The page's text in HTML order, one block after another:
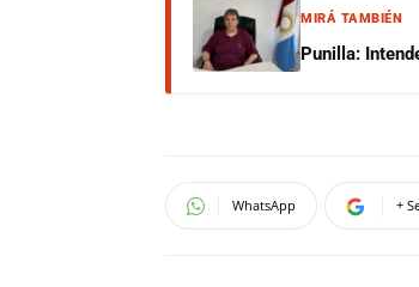
MIRÁ TAMBIÉN
Punilla:
WhatsApp +